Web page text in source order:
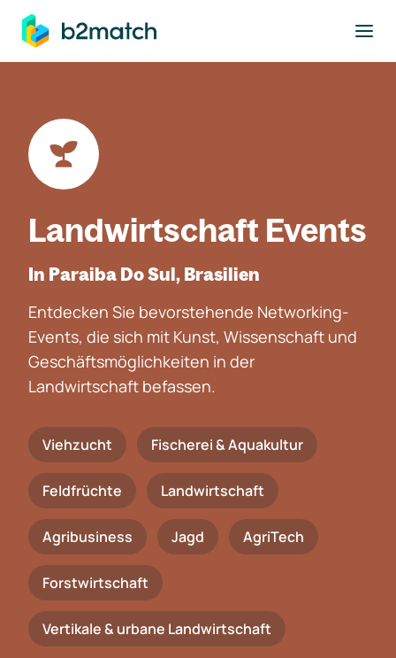
springen
Landwirtschaft Events
In Paraiba Do Sul, Brasilien
Entdecken Sie bevorstehende Networking-
Events, die sich mit Kunst, Wissenschaft und
Geschäftsmöglichkeiten in der
Landwirtschaft befassen.
Viehzucht Fischerei & Aquakultur
Feldfrüchte Landwirtschaft
Agribusiness Jagd AgriTech
Forstwirtschaft
Vertikale & urbane Landwirtschaft